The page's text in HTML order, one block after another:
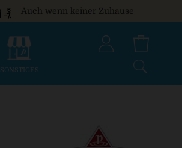
Auch wenn keiner Zuhause
SONSTIGES